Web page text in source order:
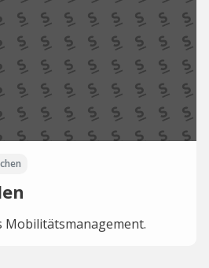
Mobilitätsmanagement.